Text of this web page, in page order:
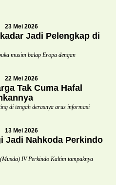
23 Mei 2026
Jadi Pelengkap di
musim balap Eropa dengan
22 Mei 2026
Tak Cuma Hafal
di tengah derasnya arus informasi
13 Mei 2026
Jadi Nahkoda Perkindo
IV Perkindo Kaltim tampaknya